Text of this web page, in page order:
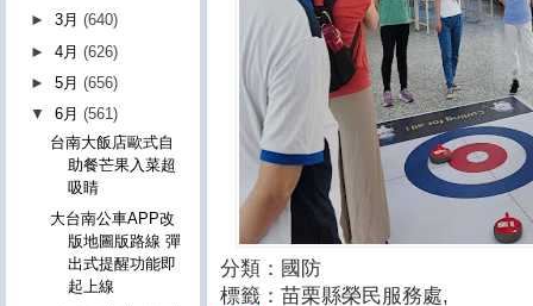
分類：國防
標籤：苗栗縣榮民服務處,
►3月(640)
►4月(626)
►5月(656)
▼6月(561)
台南大飯店歐式自
助餐芒果入菜超
吸睛
大台南公車APP改
版地圖版路線 彈
出式提醒功能即
起上線